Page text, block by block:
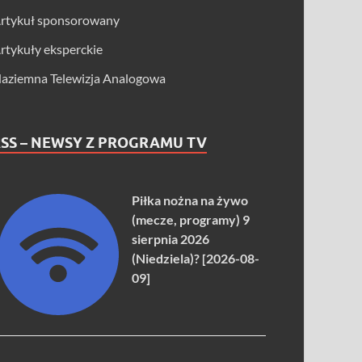
sponsorowany
eksperckie
Telewizja Analogowa
– NEWSY Z PROGRAMU TV
Piłka nożna na żywo
(mecze, programy) 9
sierpnia 2026
(Niedziela)? [2026-08-
09]